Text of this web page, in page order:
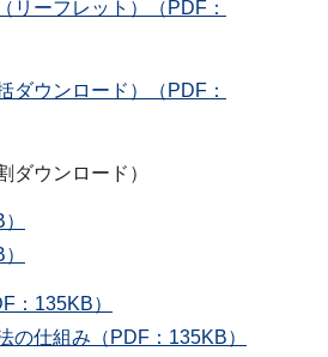
リーフレット）（PDF：
ダウンロード）（PDF：
ダウンロード）
：135KB）
の仕組み（PDF：135KB）